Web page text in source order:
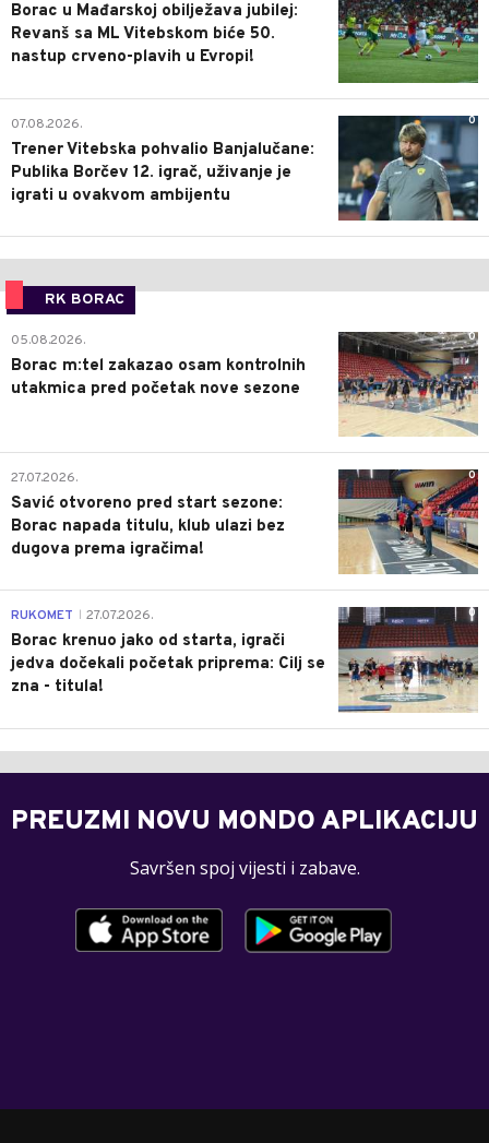
Borac u Mađarskoj obilježava jubilej:
Revanš sa ML Vitebskom biće 50.
nastup crveno-plavih u Evropi!
0
07.08.2026.
Trener Vitebska pohvalio Banjalučane:
Publika Borčev 12. igrač, uživanje je
igrati u ovakvom ambijentu
RK BORAC
0
05.08.2026.
Borac m:tel zakazao osam kontrolnih
utakmica pred početak nove sezone
0
27.07.2026.
Savić otvoreno pred start sezone:
Borac napada titulu, klub ulazi bez
dugova prema igračima!
0
RUKOMET 27.07.2026.
Borac krenuo jako od starta, igrači
jedva dočekali početak priprema: Cilj se
zna - titula!
PREUZMI NOVU MONDO APLIKACIJU
Savršen spoj vijesti i zabave.